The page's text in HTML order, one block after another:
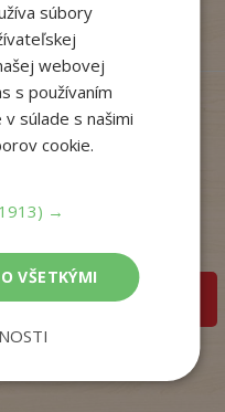
pridať do košíka
súbory
webovej
s používaním
súlade s našimi
cookie.
→
VŠETKÝMI